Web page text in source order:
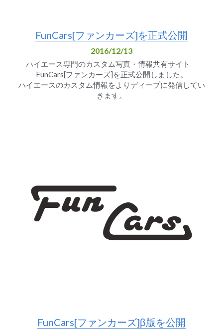
FunCars[ファンカーズ]を正式公開
2016/12/13
ハイエース専門のカスタム写真・情報共有サイト
FunCars[ファンカーズ]を正式公開しました。
ハイエースのカスタム情報をよりディープに発信してい
きます。
FunCars[ファンカーズ]β版を公開